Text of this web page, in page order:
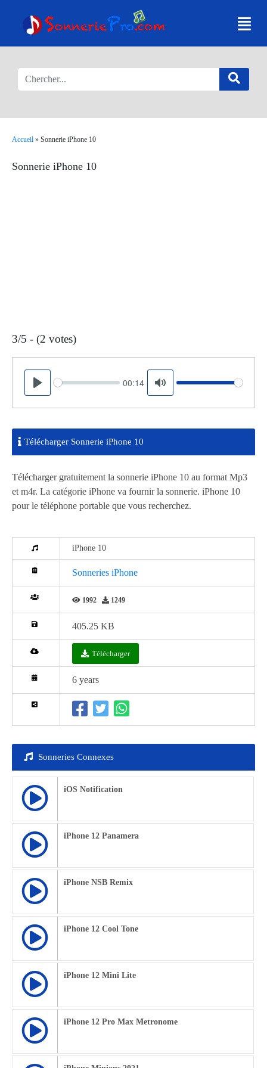
Accueil » Sonnerie iPhone 10
Sonnerie iPhone 10
3/5 - (2 votes)
Play
Seek 00:14
Mute
Volume
Télécharger Sonnerie iPhone 10
Télécharger gratuitement la sonnerie iPhone 10 au format Mp3
et m4r. La catégorie iPhone va fournir la sonnerie. iPhone 10
pour le téléphone portable que vous recherchez.
iPhone 10
Sonneries iPhone
1992 1249
405.25 KB
Télécharger
6 years
Sonneries Connexes
iOS Notification
iPhone 12 Panamera
iPhone NSB Remix
iPhone 12 Cool Tone
iPhone 12 Mini Lite
iPhone 12 Pro Max Metronome